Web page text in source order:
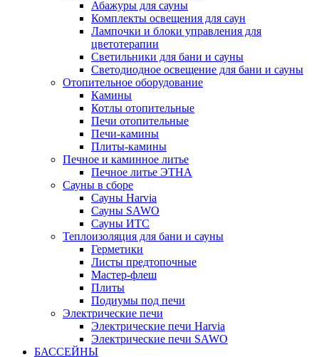
Абажуры для сауны
Комплекты освещения для саун
Лампочки и блоки управления для
цветотерапии
Светильники для бани и сауны
Светодиодное освещение для бани и сауны
Отопительное оборудование
Камины
Котлы отопительные
Печи отопительные
Печи-камины
Плиты-камины
Печное и каминное литье
Печное литье ЭТНА
Сауны в сборе
Cауны Harvia
Сауны SAWO
Сауны ИТС
Теплоизоляция для бани и сауны
Герметики
Листы предтопочные
Мастер-флеш
Плиты
Подиумы под печи
Электрические печи
Электрические печи Harvia
Электрические печи SAWO
БАССЕЙНЫ